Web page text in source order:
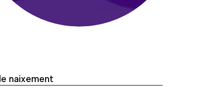
naixement